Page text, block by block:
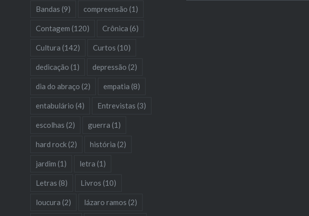
Bandas (9) compreensão (1)
Contagem (120) Crônica (6)
Cultura (142) Curtos (10)
dedicação (1) depressão (2)
dia do abraço (2) empatia (8)
entabulário (4) Entrevistas (3)
escolhas (2) guerra (1)
hard rock(2) história (2)
jardim (1) letra (1)
Letras (8) Livros (10)
loucura (2) lázaro ramos (2)